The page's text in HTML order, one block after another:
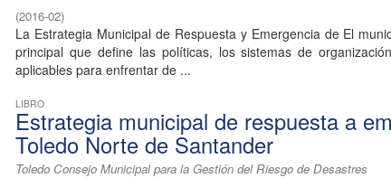
(2016-02)
La Estrategia Municipal de Respuesta y Emergencia de El
principal que define las políticas, los sistemas de
aplicables para enfrentar de ...
LIBRO
Estrategia municipal de respuesta a
Toledo Norte de Santander
Toledo Consejo Municipal para la Gestión del Riesgo de Desastres